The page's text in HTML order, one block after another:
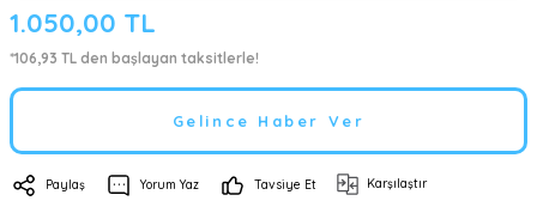
1.050,00 TL
*106,93 TL den başlayan taksitlerle!
Gelince Haber Ver
Paylaş Yorum Yaz Tavsiye Et Karşılaştır